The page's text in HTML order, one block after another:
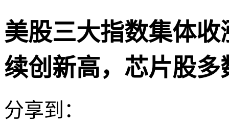
美股三大指数集体
续创新高，芯片股多
分享到：